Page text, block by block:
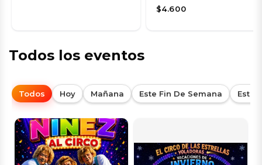
$4.600
Todos los eventos
Todos Hoy Mañana Este Fin De Semana Esta